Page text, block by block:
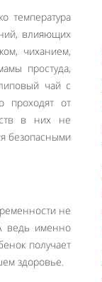
температура
влияющих
чиханием,
простуда,
чай с
проходят от
в них не
безопасными
не
ведь именно
получает
здоровье.